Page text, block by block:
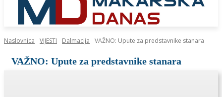
Naslovnica VIJESTI Dalmacija VAŽNO: Upute za predstavnike stanara
VAŽNO: Upute za predstavnike stanara